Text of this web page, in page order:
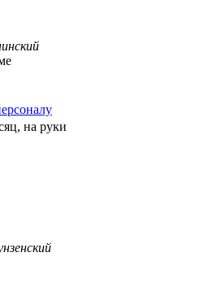
на руки